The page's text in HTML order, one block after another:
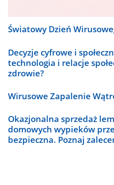
wyposażenia
Światowy Dzień
Decyzje cyfrowe i
technologia i relacje
zdrowie?
Wirusowe Zapalenie
Okazjonalna sprzedaż
domowych wypieków
bezpieczna. Poznaj